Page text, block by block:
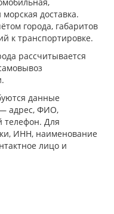
доставка.
города, габаритов
к транспортировке.
рассчитывается
данные
адрес, ФИО,
телефон. Для
ИНН, наименование
лицо и